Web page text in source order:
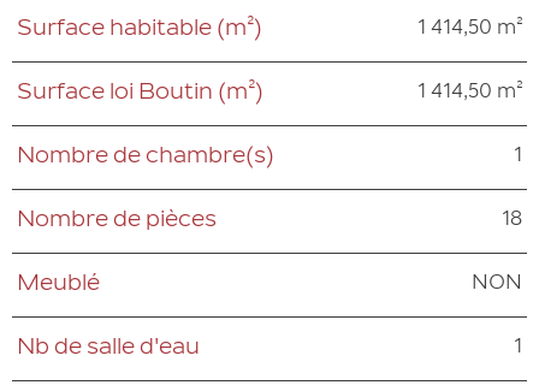
Surface habitable (m²) 1 414,50 m²
Surface loi Boutin (m²) 1 414,50 m²
Nombre de chambre(s) 1
Nombre de pièces 18
Meublé NON
Nb de salle d'eau 1